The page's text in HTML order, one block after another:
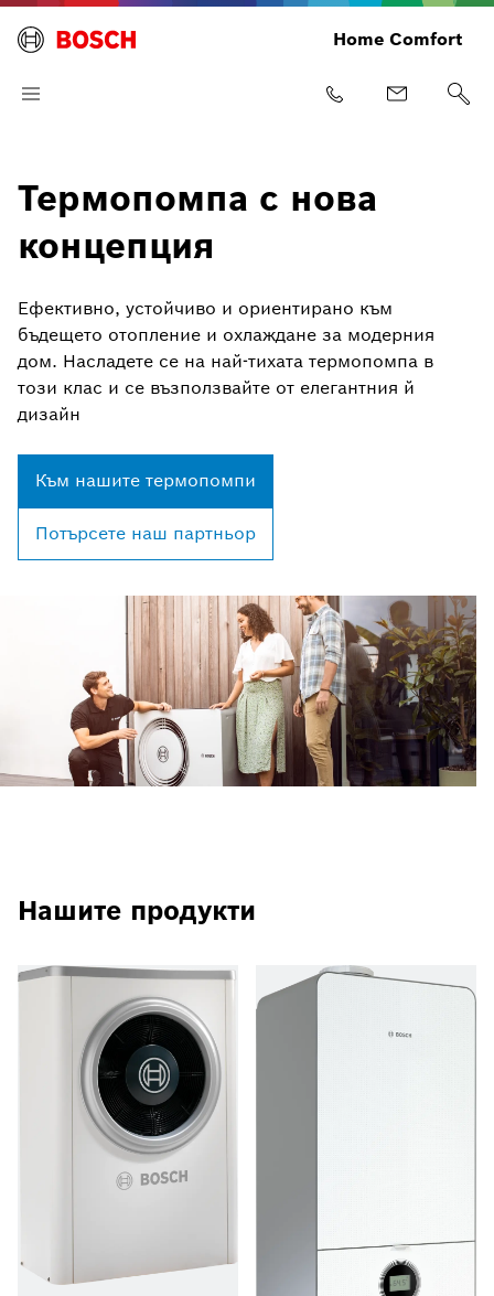
Home Comfort
Термопомпа с нова
концепция
Ефективно, устойчиво и ориентирано към
бъдещето отопление и охлаждане за модерния
дом. Насладете се на най-тихата термопомпа в
този клас и се възползвайте от елегантния й
дизайн
Към нашите термопомпи
Потърсете наш партньор
Нашите продукти